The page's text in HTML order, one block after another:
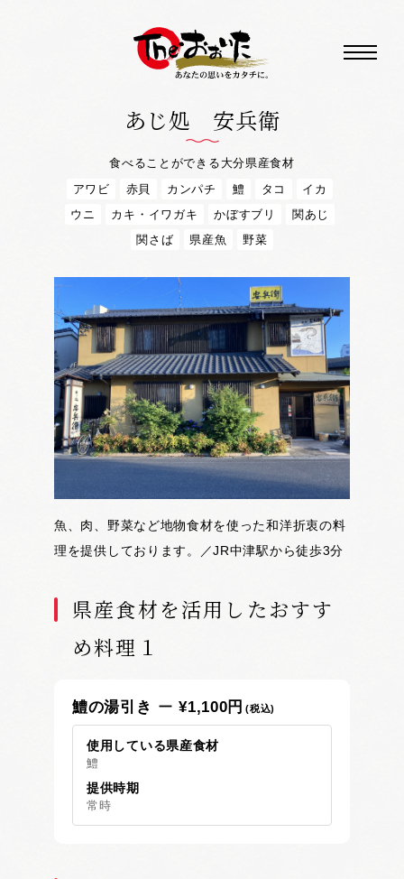
あじ処 安兵衛
食べることができる大分県産食材
アワビ 赤貝 カンパチ 鱧 タコ
イカ
ウニ
カキ・イワガキ かぼすブリ
関あじ
関さば
県産魚 野菜
魚、肉、野菜など地物食材を使った和洋折衷の料
理を提供しております。／JR中津駅から徒歩3分
県産食材を活用したおすす
め料理１
鱧の湯引き ¥1,100円 (税込)
使用している県産食材
鱧
提供時期
常時